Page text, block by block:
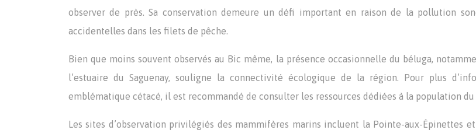
observer de près. Sa conservation demeure un défi important en raison de la pollution
accidentelles dans les filets de pêche.
Bien que moins souvent observés au Bic même, la présence occasionnelle du béluga,
l’estuaire du Saguenay, souligne la connectivité écologique de la région. Pour plus
emblématique cétacé, il est recommandé de consulter les ressources dédiées à la population du
Les sites d’observation privilégiés des mammifères marins incluent la Pointe-aux-Épinettes et